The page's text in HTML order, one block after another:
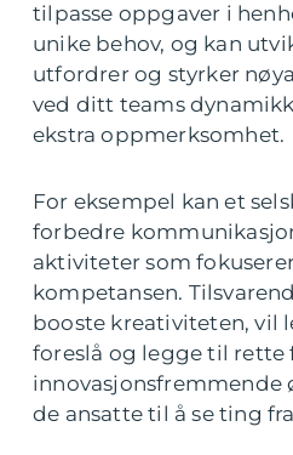
tilpasse oppgaver i
unike behov, og kan
utfordrer og styrker
ved ditt teams
ekstra oppmerksomhet.
For eksempel kan et
forbedre
aktiviteter som
kompetansen.
booste kreativiteten, vil
foreslå og legge til rette
innovasjonsfremmende
de ansatte til å se ting